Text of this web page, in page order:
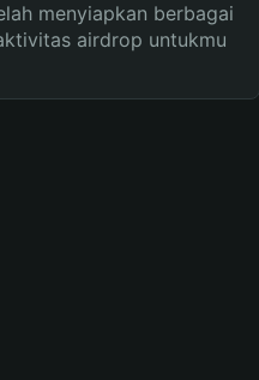
menyiapkan berbagai
airdrop untukmu